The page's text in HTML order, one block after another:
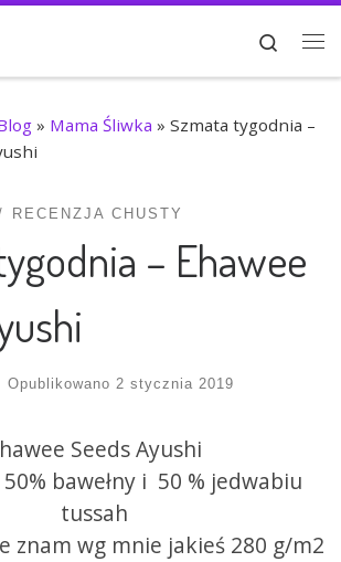
Search
» Mama Śliwka » Szmata tygodnia –
RECENZJA CHUSTY
– Ehawee
Opublikowano 2 stycznia 2019
SeedsAyushi
50% bawełny i 50 % jedwabiu
tussah
znam wg mnie jakieś 280 g/m2